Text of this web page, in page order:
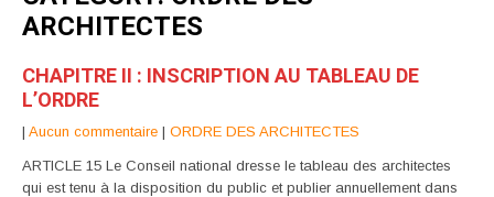
ARCHITECTES
CHAPITRE II : INSCRIPTION AU TABLEAU DE
L’ORDRE
| Aucun commentaire | ORDRE DES ARCHITECTES
ARTICLE 15 Le Conseil national dresse le tableau des architectes
qui est tenu à la disposition du public et publier annuellement dans